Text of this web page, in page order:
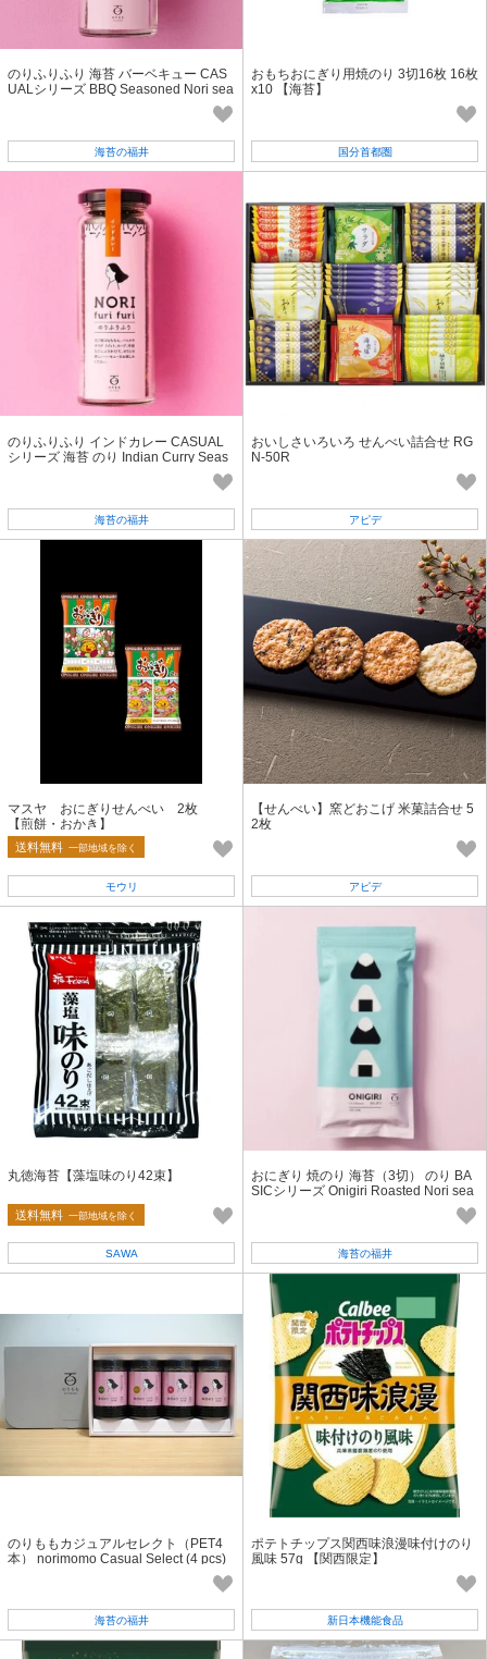
のりふりふり 海苔 バーベキュー CAS
UALシリーズ BBQ Seasoned Nori sea
海苔の福井
おもちおにぎり用焼のり 3切16枚 16枚
x10 【海苔】
国分首都圏
のりふりふり インドカレー CASUAL
シリーズ 海苔 のり Indian Curry Seas
海苔の福井
おいしさいろいろ せんべい詰合せ RG
N-50R
アピデ
マスヤ おにぎりせんべい 2枚
【煎餅・おかき】
送料無料 一部地域を除く
モウリ
【せんべい】窯どおこげ 米菓詰合せ 5
2枚
アピデ
丸徳海苔【藻塩味のり42束】
送料無料 一部地域を除く
SAWA
おにぎり 焼のり 海苔（3切） のり BA
SICシリーズ Onigiri Roasted Nori sea
海苔の福井
のりももカジュアルセレクト（PET4
本） norimomo Casual Select (4 pcs)
海苔の福井
ポテトチップス関西味浪漫味付けのり
風味 57g 【関西限定】
新日本機能食品